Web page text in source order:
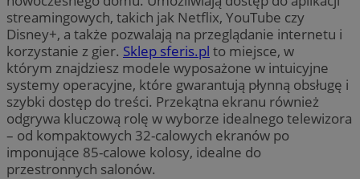
streamingowych, takich jak Netflix, YouTube czy
Disney+, a także pozwalają na przeglądanie internetu i
korzystanie z gier. Sklep sferis.pl to miejsce, w
którym znajdziesz modele wyposażone w intuicyjne
systemy operacyjne, które gwarantują płynną obsługę i
szybki dostęp do treści. Przekątna ekranu również
odgrywa kluczową rolę w wyborze idealnego telewizora
– od kompaktowych 32-calowych ekranów po
imponujące 85-calowe kolosy, idealne do
przestronnych salonów.